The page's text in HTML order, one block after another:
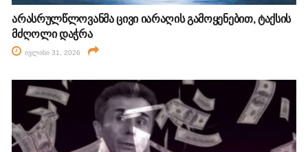
არასრულწლოვანმა ცივი იარაღის გამოყენებით, ტაქსის
მძღოლი დაჭრა
ივლისი 31, 2026